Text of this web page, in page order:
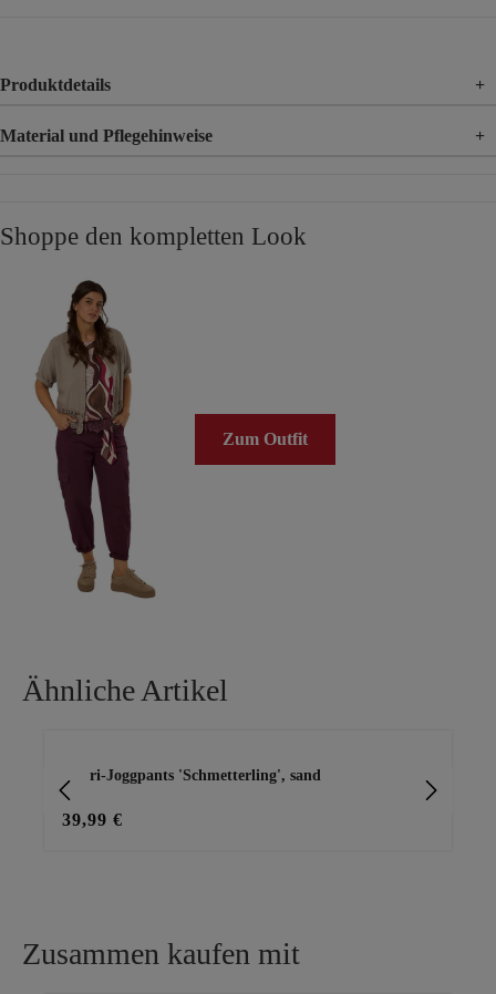
Produktdetails +
Material und Pflegehinweise +
Shoppe den kompletten Look
Zum Outfit
Ähnliche Artikel
Capri-Joggpants 'Schmetterling', sand
39,99 €
Zusammen kaufen mit